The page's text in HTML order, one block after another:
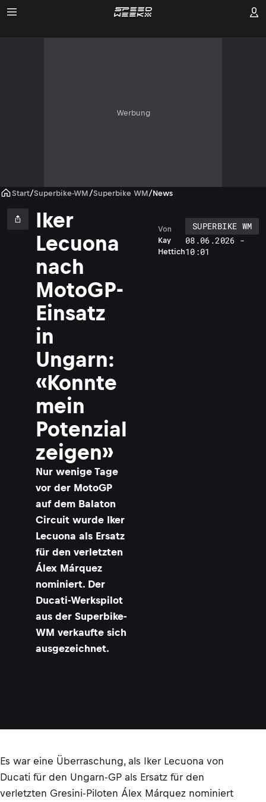
Werbung
Start/Superbike-WM /Superbike WM/News
Iker
Lecuona
nach
MotoGP-
Einsatz
in
Ungarn:
«Konnte
mein
Potenzial
zeigen»
Nur wenige Tage
vor der MotoGP
auf dem Balaton
Circuit wurde Iker
Lecuona als Ersatz
für den verletzten
Álex Márquez
nominiert. Der
Ducati-Werkspilot
aus der Superbike-
WM verkaufte sich
ausgezeichnet.
Kay
Hettich
Von
SUPERBIKE WM
08.06.2026 -
10:01
Es war eine Überraschung, als Iker Lecuona von
Ducati für den Ungarn-GP als Ersatz für den
verletzten Gresini-Piloten Álex Márquez nominiert